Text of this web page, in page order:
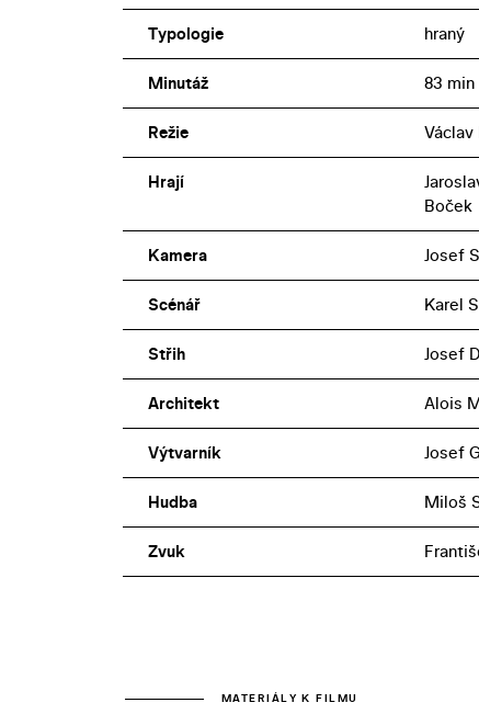
Typologie hraný
Minutáž 83 min
Režie Václav
Hrají
Boček
Kamera Josef
Scénář Karel
Střih Josef
Architekt Alois
Výtvarník Josef
Hudba Miloš
Zvuk
MATERIÁLY K FILMU